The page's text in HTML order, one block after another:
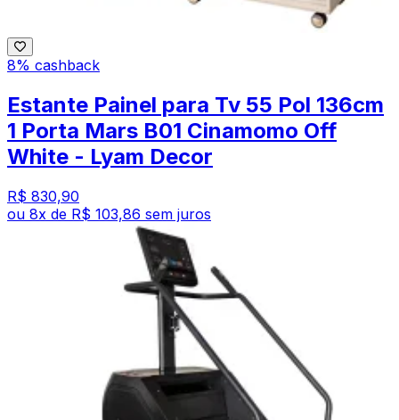
8% cashback
Estante Painel para Tv 55 Pol 136cm
1 Porta Mars B01 Cinamomo Off
White - Lyam Decor
R$ 830,90
ou 8x de R$ 103,86 sem juros